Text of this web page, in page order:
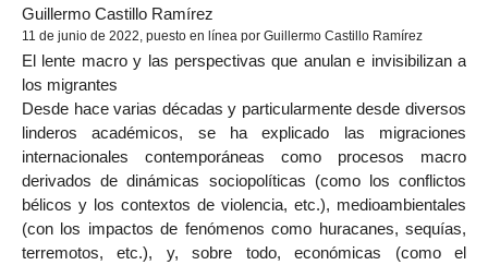
Guillermo Castillo Ramírez
11 de junio de 2022, puesto en línea por Guillermo Castillo Ramírez
El lente macro y las perspectivas que anulan e invisibilizan a
los migrantes
Desde hace varias décadas y particularmente desde diversos
linderos académicos, se ha explicado las migraciones
internacionales contemporáneas como procesos macro
derivados de dinámicas sociopolíticas (como los conflictos
bélicos y los contextos de violencia, etc.), medioambientales
(con los impactos de fenómenos como huracanes, sequías,
terremotos, etc.), y, sobre todo, económicas (como el